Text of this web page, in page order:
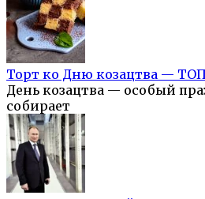
Торт ко Дню козацтва —
День козацтва — особый
собирает